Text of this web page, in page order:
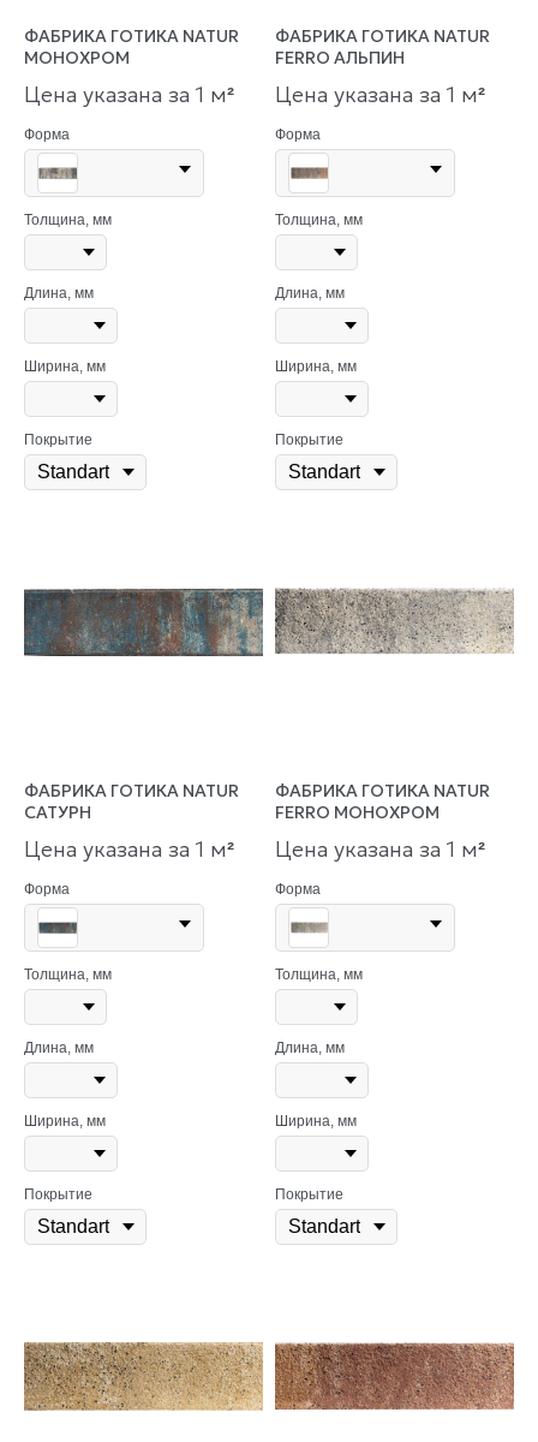
ФАБРИКА ГОТИКА NATUR
МОНОХРОМ
Цена указана за 1 м²
Форма
Толщина, мм
Длина, мм
Ширина, мм
Покрытие
ФАБРИКА ГОТИКА NATUR
FERRO АЛЬПИН
Цена указана за 1 м²
Форма
Толщина, мм
Длина, мм
Ширина, мм
Покрытие
ФАБРИКА ГОТИКА NATUR
САТУРН
Цена указана за 1 м²
Форма
Толщина, мм
Длина, мм
Ширина, мм
Покрытие
ФАБРИКА ГОТИКА NATUR
FERRO МОНОХРОМ
Цена указана за 1 м²
Форма
Толщина, мм
Длина, мм
Ширина, мм
Покрытие